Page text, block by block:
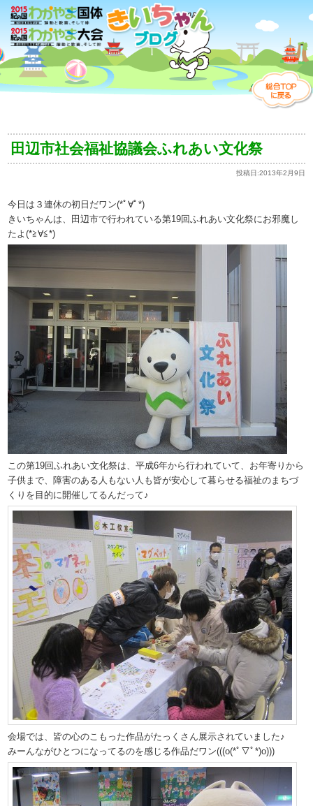
田辺市社会福祉協議会ふれあい文化祭
投稿日:2013年2月9日
今日は３連休の初日だワン(*ﾟ∀ﾟ*)
きいちゃんは、田辺市で行われている第19回ふれあい文化祭にお邪魔し
たよ(*≧∀≦*)
この第19回ふれあい文化祭は、平成6年から行われていて、お年寄りから
子供まで、障害のある人もない人も皆が安心して暮らせる福祉のまちづ
くりを目的に開催してるんだって♪
会場では、皆の心のこもった作品がたっくさん展示されていました♪
みーんながひとつになってるのを感じる作品だワン(((o(*ﾟ▽ﾟ*)o)))